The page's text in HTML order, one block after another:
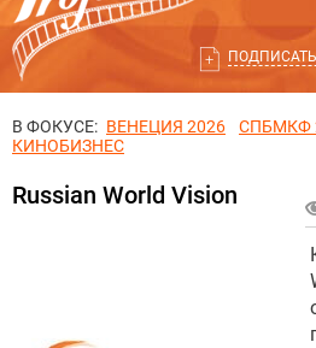
В ФОКУСЕ: ВЕНЕЦИЯ 2026 СПБМКФ
КИНОБИЗНЕС
Russian World Vision